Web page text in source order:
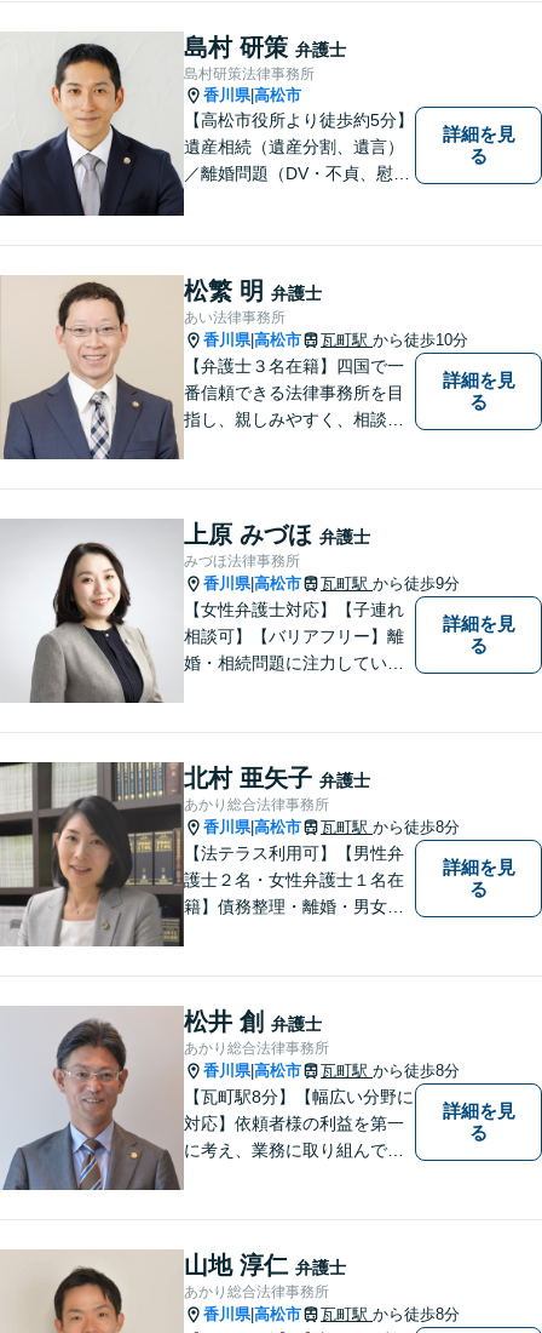
島村 研策 弁護士
島村研策法律事務所
香川県|高松市
【高松市役所より徒歩約5分】
遺産相続（遺産分割、遺言）
／離婚問題（DV・不貞、慰謝
高いリーガルサービスをご提
供します。
詳細を見
る
松繁 明 弁護士
あい法律事務所
香川県|高松市 瓦町駅 から徒歩10分
【弁護士３名在籍】四国で一
番信頼できる法律事務所を目
指し、親しみやすく、相談し
詳細を見
る
上原 みづほ 弁護士
みづほ法律事務所
香川県|高松市 瓦町駅 から徒歩9分
【女性弁護士対応】【子連れ
相談可】【バリアフリー】離
婚・相続問題に注力していま
詳細を見
る
北村 亜矢子 弁護士
あかり総合法律事務所
香川県|高松市 瓦町駅 から徒歩8分
【法テラス利用可】【男性弁
護士２名・女性弁護士１名在
籍】債務整理・離婚・男女問
明を心がけています。早期解
決のため、まずはお気軽にご
相談ください。
詳細を見
る
松井 創 弁護士
あかり総合法律事務所
香川県|高松市 瓦町駅 から徒歩8分
【瓦町駅8分】【幅広い分野に
対応】依頼者様の利益を第一
に考え、業務に取り組んでお
事件・交通事故・不動産問題
など幅広く対応。即日対応も
可能。まずはお気軽にご相談
詳細を見
る
山地 淳仁 弁護士
あかり総合法律事務所
香川県|高松市 瓦町駅 から徒歩8分